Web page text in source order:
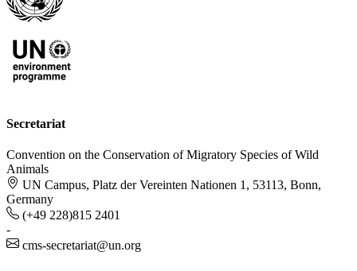
Secretariat
Convention on the Conservation of Migratory Species of Wild
Animals
UN Campus, Platz der Vereinten Nationen 1, 53113, Bonn,
Germany
(+49 228)815 2401
-
cms-secretariat@un.org